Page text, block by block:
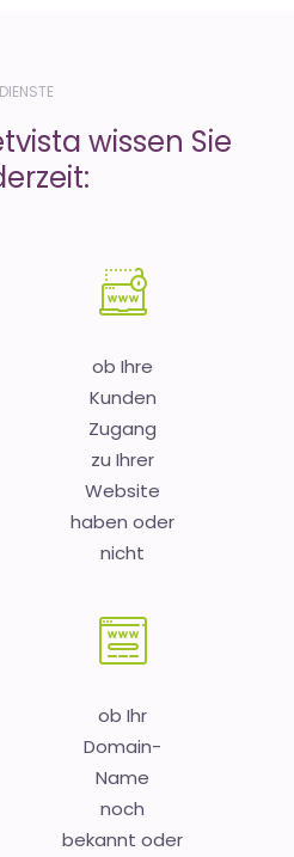
DIENSTE
wissen Sie
ob Ihre
Kunden
Zugang
zu Ihrer
Website
haben oder
nicht
ob Ihr
Domain-
Name
noch
bekannt oder